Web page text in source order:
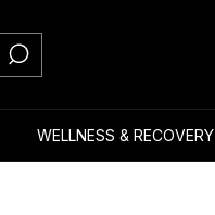
WELLNESS & RECOVERY